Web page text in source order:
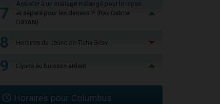
7
Assister à un mariage mélangé pour le repas
et séparé pour les danses ?! (Rav Gabriel
DAYAN)
8 Horaires du Jeûne de Ticha Béav
9 Elyana au buisson ardent
Horaires pour Columbus